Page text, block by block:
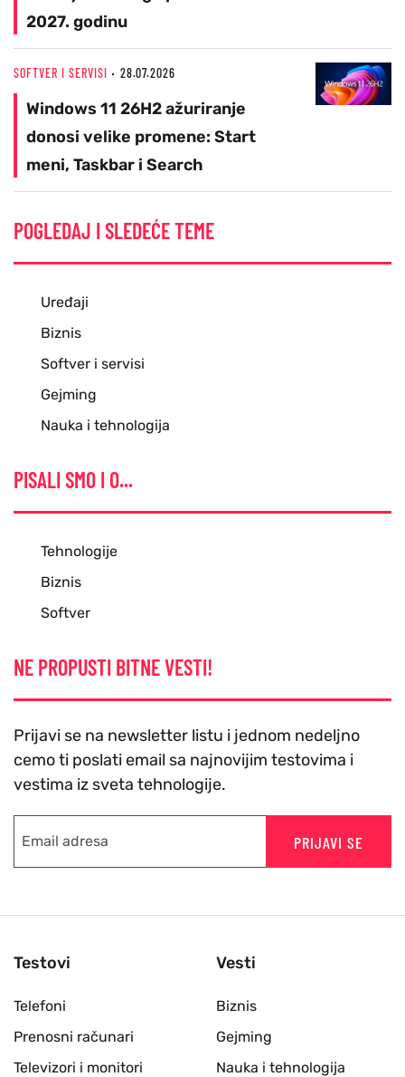
2027. godinu
SOFTVER I SERVISI 28.07.2026
Windows 11 26H2 ažuriranje
donosi velike promene: Start
meni, Taskbar i Search
POGLEDAJ I SLEDEĆE TEME
Uređaji
Biznis
Softver i servisi
Gejming
Nauka i tehnologija
PISALI SMO I O...
Tehnologije
Biznis
Softver
NE PROPUSTI BITNE VESTI!
Prijavi se na newsletter listu i jednom nedeljno
cemo ti poslati email sa najnovijim testovima i
vestima iz sveta tehnologije.
PRIJAVI SE
Testovi
Telefoni
Prenosni računari
Televizori i monitori
Vesti
Biznis
Gejming
Nauka i tehnologija